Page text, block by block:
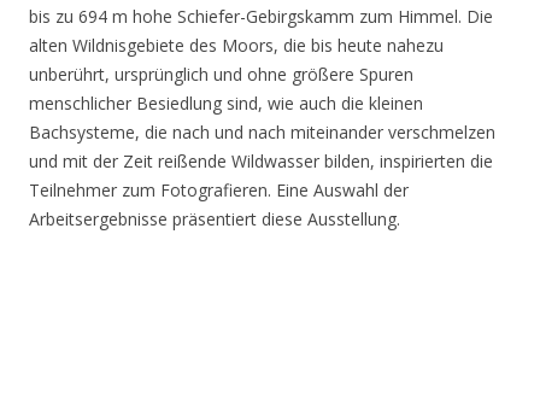
bis zu 694 m hohe Schiefer-Gebirgskamm zum Himmel. Die
alten Wildnisgebiete des Moors, die bis heute nahezu
unberührt, ursprünglich und ohne größere Spuren
menschlicher Besiedlung sind, wie auch die kleinen
Bachsysteme, die nach und nach miteinander verschmelzen
und mit der Zeit reißende Wildwasser bilden, inspirierten die
Teilnehmer zum Fotografieren. Eine Auswahl der
Arbeitsergebnisse präsentiert diese Ausstellung.